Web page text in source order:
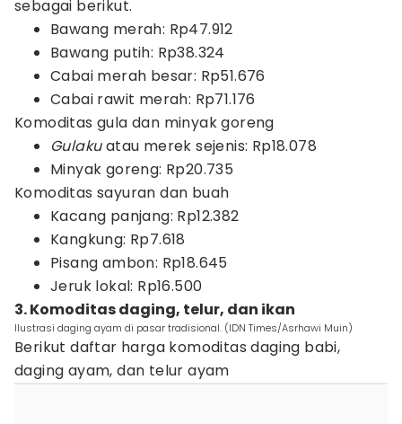
sebagai berikut.
Bawang merah: Rp47.912
Bawang putih: Rp38.324
Cabai merah besar: Rp51.676
Cabai rawit merah: Rp71.176
Komoditas gula dan minyak goreng
Gulakuatau merek sejenis: Rp18.078
Minyak goreng: Rp20.735
Komoditas sayuran dan buah
Kacang panjang: Rp12.382
Kangkung: Rp7.618
Pisang ambon: Rp18.645
Jeruk lokal: Rp16.500
3. Komoditas daging, telur, dan ikan
Ilustrasi daging ayam di pasar tradisional. (IDN Times/Asrhawi Muin)
Berikut daftar harga komoditas daging babi,
daging ayam, dan telur ayam